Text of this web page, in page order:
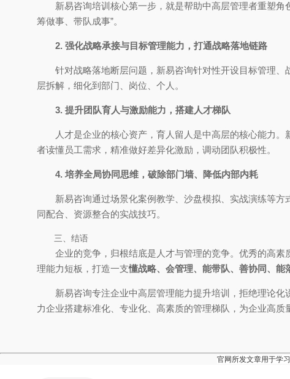
新易咨询培训核心第一步，就是帮助中高层管理者重塑
筹做事、带队成事”。
2. 强化战略承接与目标管理能力，打通战略落地链路
针对战略落地断层问题，新易咨询针对性开设目标管理
层拆解，细化到部门、岗位、个人。
3. 提升团队育人与激励能力，搭建人才梯队
人才是企业的核心资产，育人留人是中高层的核心能力
者读懂员工需求，精准做好差异化激励，调动团队积极性。
4. 培养全局协同思维，破除部门墙、降低内部内耗
新易咨询通过场景化案例教学、沙盘模拟、实战演练等
同配合、资源整合的实战技巧。
三、结语
企业的竞争，归根结底是人才与管理的竞争。优秀的高
理能力短板，打造一支懂战略、会管理、能带队、善协同、能
新易咨询专注企业中高层管理能力提升培训，拒绝理论
力企业搭建标准化、专业化、高素质的管理梯队，为企业高质
官网所发文章用于学